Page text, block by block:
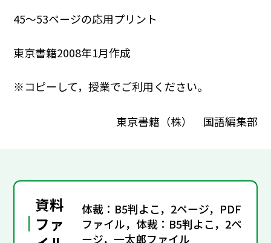
45～53ページの応用プリント
東京書籍2008年1月作成
※コピーして，授業でご利用ください。
東京書籍（株） 国語編集部
資料
ファ
体裁：B5判よこ，2ページ，PDF
ファイル，体裁：B5判よこ，2ペ
ージ，一太郎ファイル